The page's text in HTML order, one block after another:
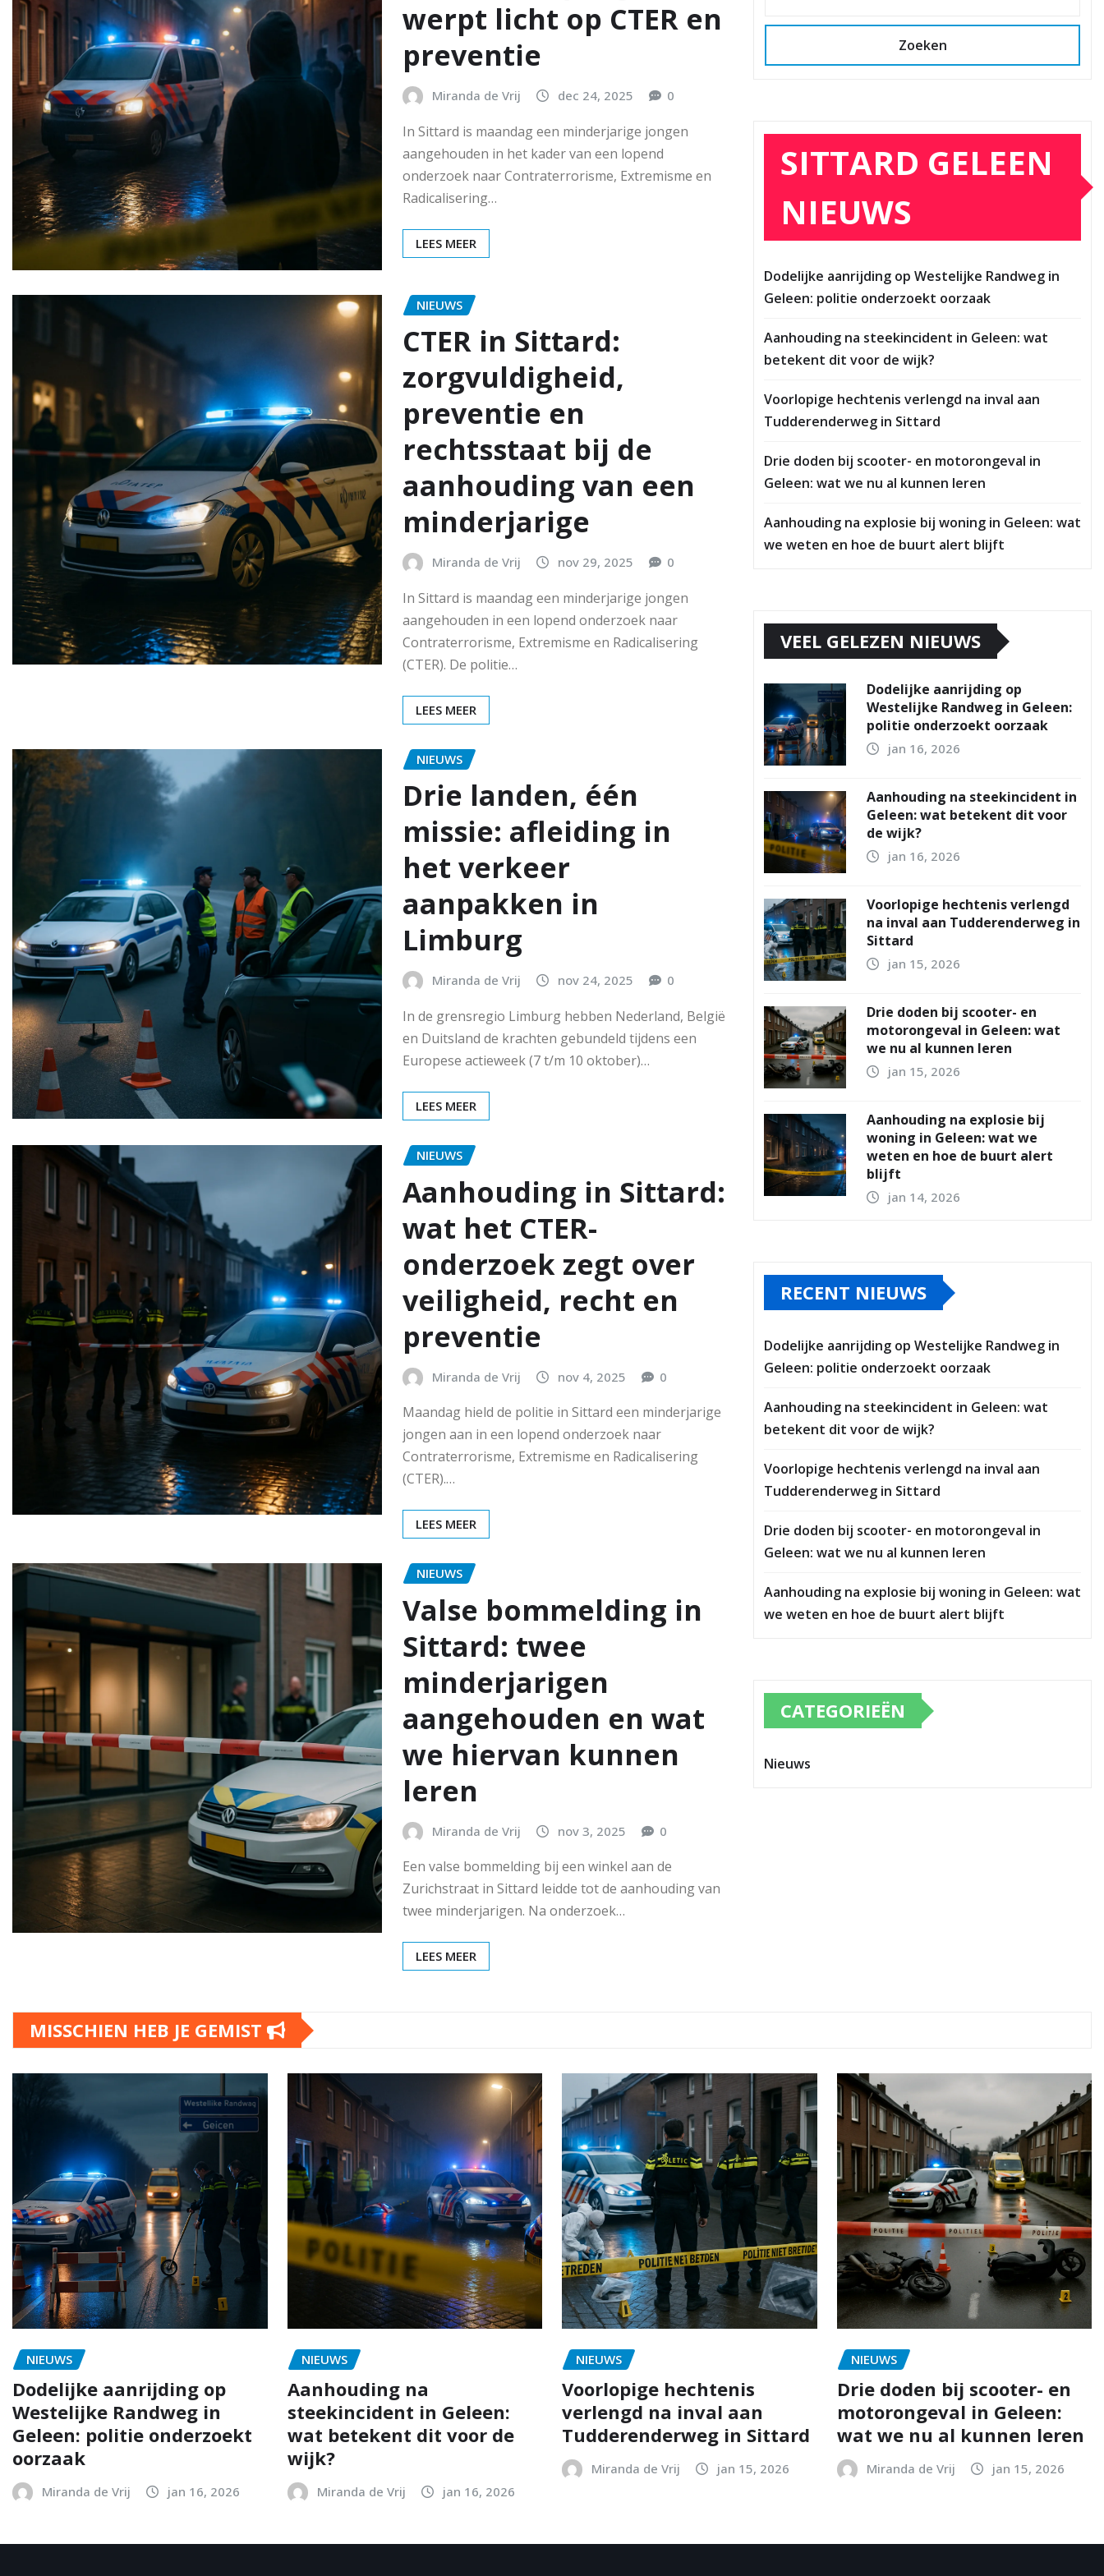
werpt licht op CTER en
preventie
Miranda de Vrij dec 24, 2025 0
In Sittard is maandag een minderjarige jongen
aangehouden in het kader van een lopend
onderzoek naar Contraterrorisme, Extremisme en
Radicalisering…
LEES MEER
NIEUWS
CTER in Sittard:
zorgvuldigheid,
preventie en
rechtsstaat bij de
aanhouding van een
minderjarige
Miranda de Vrij nov 29, 2025 0
In Sittard is maandag een minderjarige jongen
aangehouden in een lopend onderzoek naar
Contraterrorisme, Extremisme en Radicalisering
(CTER). De politie…
LEES MEER
NIEUWS
Drie landen, één
missie: afleiding in
het verkeer
aanpakken in
Limburg
Miranda de Vrij nov 24, 2025 0
In de grensregio Limburg hebben Nederland, België
en Duitsland de krachten gebundeld tijdens een
Europese actieweek (7 t/m 10 oktober)…
LEES MEER
NIEUWS
Aanhouding in Sittard:
wat het CTER-
onderzoek zegt over
veiligheid, recht en
preventie
Miranda de Vrij nov 4, 2025 0
Maandag hield de politie in Sittard een minderjarige
jongen aan in een lopend onderzoek naar
Contraterrorisme, Extremisme en Radicalisering
(CTER).…
LEES MEER
NIEUWS
Valse bommelding in
Sittard: twee
minderjarigen
aangehouden en wat
we hiervan kunnen
leren
Miranda de Vrij nov 3, 2025 0
Een valse bommelding bij een winkel aan de
Zurichstraat in Sittard leidde tot de aanhouding van
twee minderjarigen. Na onderzoek…
LEES MEER
Zoeken
SITTARD GELEEN
NIEUWS
Dodelijke aanrijding op Westelijke Randweg in
Geleen: politie onderzoekt oorzaak
Aanhouding na steekincident in Geleen: wat
betekent dit voor de wijk?
Voorlopige hechtenis verlengd na inval aan
Tudderenderweg in Sittard
Drie doden bij scooter- en motorongeval in
Geleen: wat we nu al kunnen leren
Aanhouding na explosie bij woning in Geleen: wat
we weten en hoe de buurt alert blijft
VEEL GELEZEN NIEUWS
Dodelijke aanrijding op
Westelijke Randweg in Geleen:
politie onderzoekt oorzaak
jan 16, 2026
Aanhouding na steekincident in
Geleen: wat betekent dit voor
de wijk?
jan 16, 2026
Voorlopige hechtenis verlengd
na inval aan Tudderenderweg in
Sittard
jan 15, 2026
Drie doden bij scooter- en
motorongeval in Geleen: wat
we nu al kunnen leren
jan 15, 2026
Aanhouding na explosie bij
woning in Geleen: wat we
weten en hoe de buurt alert
blijft
jan 14, 2026
RECENT NIEUWS
Dodelijke aanrijding op Westelijke Randweg in
Geleen: politie onderzoekt oorzaak
Aanhouding na steekincident in Geleen: wat
betekent dit voor de wijk?
Voorlopige hechtenis verlengd na inval aan
Tudderenderweg in Sittard
Drie doden bij scooter- en motorongeval in
Geleen: wat we nu al kunnen leren
Aanhouding na explosie bij woning in Geleen: wat
we weten en hoe de buurt alert blijft
CATEGORIEËN
Nieuws
MISSCHIEN HEB JE GEMIST
NIEUWS
Dodelijke aanrijding op
Westelijke Randweg in
Geleen: politie onderzoekt
oorzaak
Miranda de Vrij jan 16, 2026
NIEUWS
Aanhouding na
steekincident in Geleen:
wat betekent dit voor de
wijk?
Miranda de Vrij jan 16, 2026
NIEUWS
Voorlopige hechtenis
verlengd na inval aan
Tudderenderweg in Sittard
Miranda de Vrij jan 15, 2026
NIEUWS
Drie doden bij scooter- en
motorongeval in Geleen:
wat we nu al kunnen leren
Miranda de Vrij jan 15, 2026